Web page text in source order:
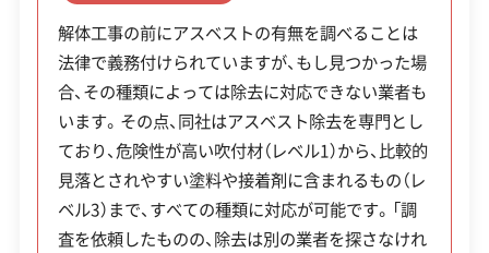
公式HP 公式サイトを見る
許可番号
【建設業許可】
愛知県知事：第105443号
【産業廃棄物収集運搬業許可】
愛知県知事：第02300118396号
全部見る
この解体業者の特徴
査から除去工事、行政への複雑な届け出まで、すべ
ての工程を一貫して任せることができます。最も飛
散リスクが高いとされるレベル1の吹付アスベスト
から、外壁の塗料に含まれるレベル3のものまで、あ
らゆる種類のアスベストに対応している点が特徴
です。公共工事での除去実績もあります。
解体工事の前にアスベストの有無を調べることは
法律で義務付けられていますが、もし見つかった場
合、その種類によっては除去に対応できない業者も
います。その点、同社はアスベスト除去を専門とし
ており、危険性が高い吹付材（レベル1）から、比較的
見落とされやすい塗料や接着剤に含まれるもの（レ
ベル3）まで、すべての種類に対応が可能です。「調
査を依頼したものの、除去は別の業者を探さなけれ